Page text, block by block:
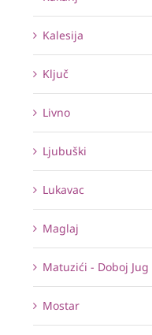
Kalesija
Ključ
Livno
Ljubuški
Lukavac
Maglaj
Matuzići - Doboj Jug
Mostar